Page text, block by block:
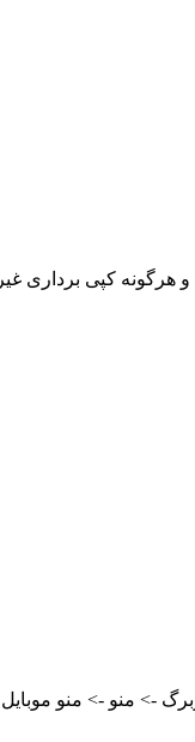
هرگونه کپی برداری
-> منو -> منو موبایل